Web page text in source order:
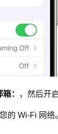
箱： ，然后开
的 Wi-Fi 网络